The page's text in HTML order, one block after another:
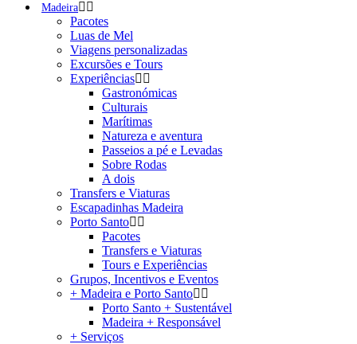
Madeira
Pacotes
Luas de Mel
Viagens personalizadas
Excursões e Tours
Experiências
Gastronómicas
Culturais
Marítimas
Natureza e aventura
Passeios a pé e Levadas
Sobre Rodas
A dois
Transfers e Viaturas
Escapadinhas Madeira
Porto Santo
Pacotes
Transfers e Viaturas
Tours e Experiências
Grupos, Incentivos e Eventos
+ Madeira e Porto Santo
Porto Santo + Sustentável
Madeira + Responsável
+ Serviços